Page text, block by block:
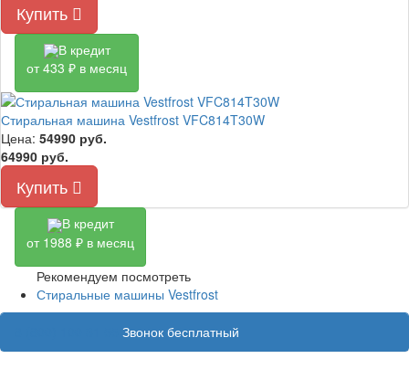
Купить
В кредит
от 433 ₽ в месяц
Стиральная машина Vestfrost VFC814T30W
Цена: 54990 руб.
64990 руб.
Купить
В кредит
от 1988 ₽ в месяц
Рекомендуем посмотреть
Стиральные машины Vestfrost
Звонок бесплатный